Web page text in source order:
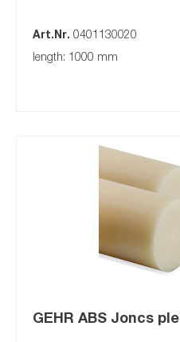
Art.Nr. 0401130020
length: 1000 mm
GEHR ABS Joncs